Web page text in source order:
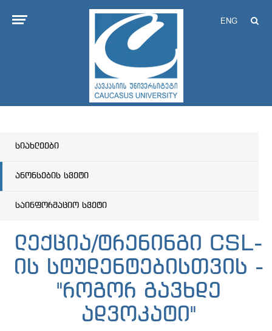
ENG
სიახლეები
ანონსების სვეტი
საინფორმაციო სვეტი
ლექცია/ტრენინგი CSL-
ის სტუდენტებისთვის -
"როგორ გავხდე
ადვოკატი"